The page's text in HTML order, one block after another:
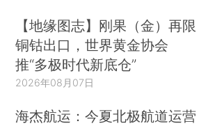
【地缘图志】刚果（金）再限
铜钴出口，世界黄金协会
推“多极时代新底仓”
2026年08月07日
海杰航运：今夏北极航道运营